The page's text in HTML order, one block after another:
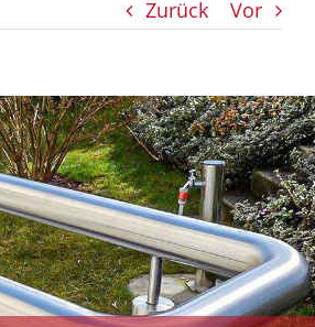
Zurück Vor